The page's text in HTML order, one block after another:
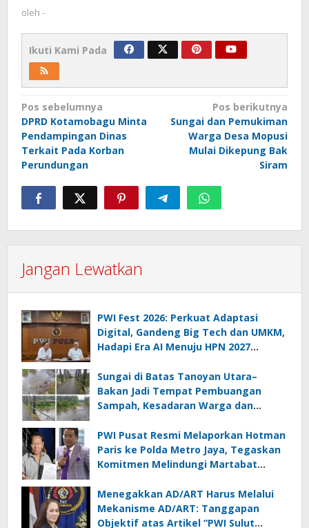
oleh -
Ikuti Kami Pada
Navigasi
pos
Pos sebelumnya
DPRD Kotamobagu Minta
Pendampingan Dinas
Terkait Pada Korban
Perundungan
Pos berikutnya
Sungai dan Pemukiman
Warga Desa Mopusi
Mulai Dikepung Bak
Siram
Jangan Lewatkan
PWI Fest 2026: Perkuat Adaptasi
Digital, Gandeng Big Tech dan UMKM,
Hadapi Era AI Menuju HPN 2027
Sungai di Batas Tanoyan Utara–
Bakan Jadi Tempat Pembuangan
Sampah, Kesadaran Warga dan
PWI Pusat Resmi Melaporkan Hotman
Paris ke Polda Metro Jaya, Tegaskan
Komitmen Melindungi Martabat
Menegakkan AD/ART Harus Melalui
Mekanisme AD/ART: Tanggapan
Objektif atas Artikel “PWI Sulut